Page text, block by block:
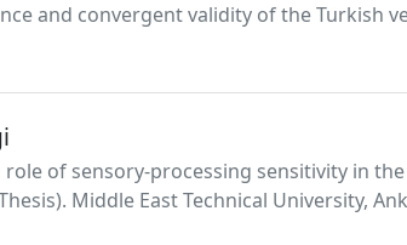
and convergent validity of the Turkish
role of sensory-processing sensitivity in
Middle East Technical University,